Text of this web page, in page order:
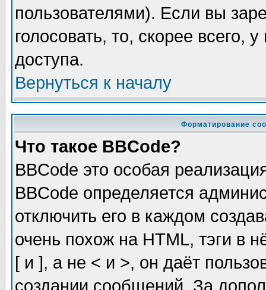
пользователями). Если вы
голосовать, то, скорее всего,
доступа.
Вернуться к началу
Форматирование
Что такое BBCode?
BBCode это особая
BBCode определяется
отключить его в каждом
очень похож на HTML, тэги в
[ и ], а не < и >, он даёт
создании сообщений. За